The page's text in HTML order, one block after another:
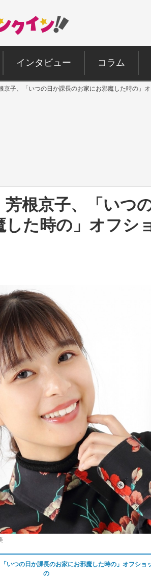
インタビュー コラム
京子、「いつの日か課長のお家にお邪魔した時の」
芳根京子、「いつ
した時の」オフシ
「いつの日か課長のお家にお邪魔した時の」オフショ
の